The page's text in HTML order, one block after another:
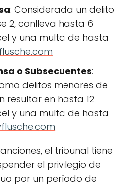
: Considerada un delito
2, conlleva hasta 6
y una multa de hasta
o Subsecuentes:
delitos menores de
resultar en hasta 12
y una multa de hasta
el tribunal tiene
el privilegio de
por un período de